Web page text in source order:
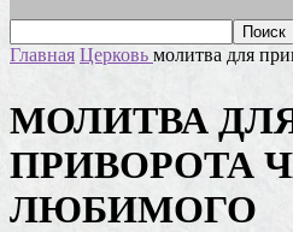
Главная Церковь молитва для
МОЛИТВА
ПРИВОРОТА
ЛЮБИМОГО